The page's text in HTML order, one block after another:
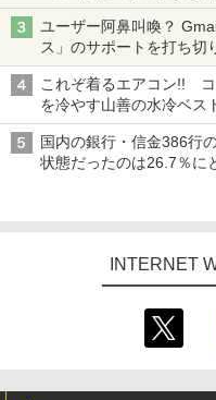
真や映像を使った投資詐
ユーザー阿鼻叫喚？
ス」のサポートを打ち切
これぞ着るエアコン!!
を冷やす山善の水冷ベス
ち・ざ・ろーど！その14
国内の銀行・信金386行
状態だったのは26.7％に
INTERNET